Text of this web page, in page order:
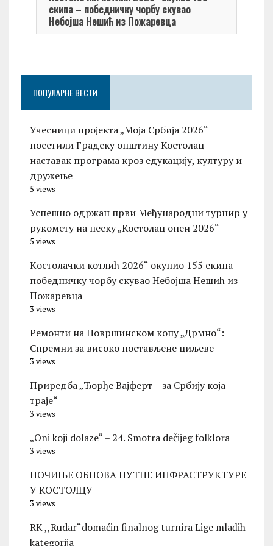
екипа – победничку чорбу скувао
Небојша Нешић из Пожаревца
ПОПУЛАРНЕ ВЕСТИ
Учесници пројекта „Моја Србија 2026“
посетили Градску општину Костолац –
наставак програма кроз едукацију, културу и
дружење
5 views
Успешно одржан први Међународни турнир у
рукомету на песку „Костолац опен 2026“
5 views
Kостолачки котлић 2026“ окупио 155 екипа –
победничку чорбу скувао Небојша Нешић из
Пожаревца
3 views
Ремонти на Површинском копу „Дрмно“:
Спремни за високо постављене циљеве
3 views
Приредба „Ђорђе Вајферт – за Србију која
траје“
3 views
„Oni koji dolaze“ – 24. Smotra dečijeg folklora
3 views
ПОЧИЊЕ ОБНОВА ПУТНЕ ИНФРАСТРУКТУРЕ
У КОСТОЛЦУ
3 views
RK ,,Rudar“domaćin finalnog turnira Lige mlađih
kategorija